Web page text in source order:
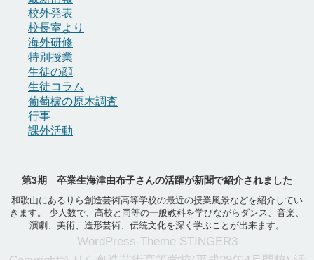
校外発表
校長室より
海外研修
特別授業
生徒の顔
生徒コラム
葡萄櫨の原木調査
行事
課外活動
第3期 卒業生海津由布子さんの活躍が新聞で紹介されました
和歌山にあるりら創造芸術高等学校の最近の授業風景などを紹介してい
きます。 少人数で、高校と同等の一般教科を学びながらダンス、音楽、
演劇、美術、造形芸術、伝統文化を深く学ぶことが出来ます。
WordPress-Theme STINGER3